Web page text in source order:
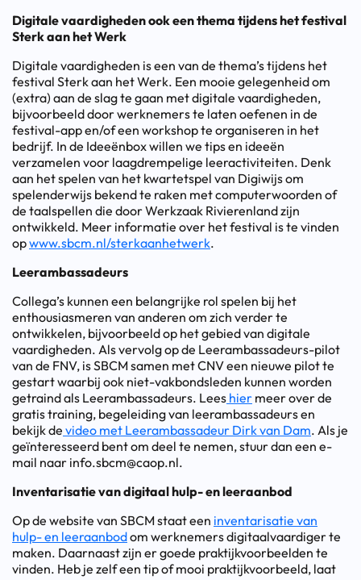
Digitale vaardigheden ook een thema tijdens het festival
Sterk aan het Werk
Digitale vaardigheden is een van de thema’s tijdens het
festival Sterk aan het Werk. Een mooie gelegenheid om
(extra) aan de slag te gaan met digitale vaardigheden,
bijvoorbeeld door werknemers te laten oefenen in de
festival-app en/of een workshop te organiseren in het
bedrijf. In de Ideeënbox willen we tips en ideeën
verzamelen voor laagdrempelige leeractiviteiten. Denk
aan het spelen van het kwartetspel van Digiwijs om
spelenderwijs bekend te raken met computerwoorden of
de taalspellen die door Werkzaak Rivierenland zijn
ontwikkeld. Meer informatie over het festival is te vinden
opwww.sbcm.nl/sterkaanhetwerk.
Leerambassadeurs
Collega’s kunnen een belangrijke rol spelen bij het
enthousiasmeren van anderen om zich verder te
ontwikkelen, bijvoorbeeld op het gebied van digitale
vaardigheden. Als vervolg op de Leerambassadeurs-pilot
van de FNV, is SBCM samen met CNV een nieuwe pilot te
gestart waarbij ook niet-vakbondsleden kunnen worden
getraind als Leerambassadeurs. Lees hier meer over de
gratis training, begeleiding van leerambassadeurs en
bekijk de video met Leerambassadeur Dirk van Dam. Als je
geïnteresseerd bent om deel te nemen, stuur dan een e-
mail naar info.sbcm@caop.nl.
Inventarisatie van digitaal hulp- en leeraanbod
Op de website van SBCM staat een inventarisatie van
hulp- en leeraanbodom werknemers digitaalvaardiger te
maken. Daarnaast zijn er goede praktijkvoorbeelden te
vinden. Heb je zelf een tip of mooi praktijkvoorbeeld, laat